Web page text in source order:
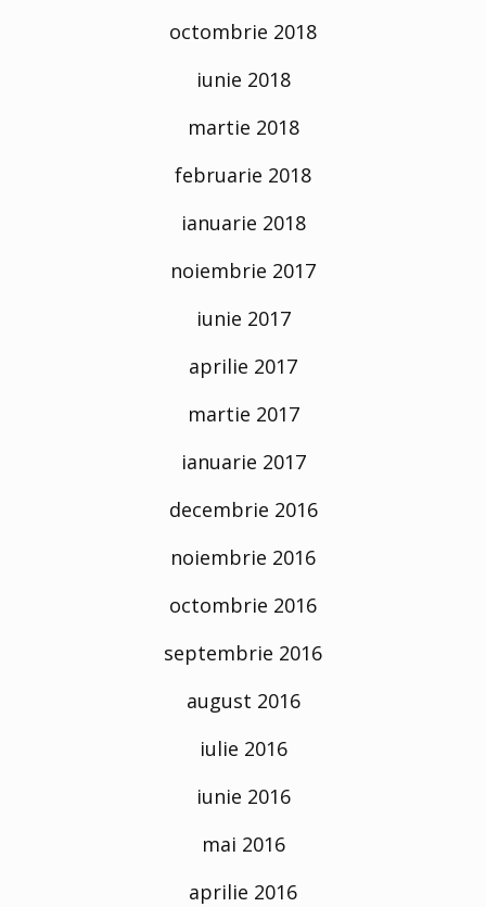
octombrie 2018
iunie 2018
martie 2018
februarie 2018
ianuarie 2018
noiembrie 2017
iunie 2017
aprilie 2017
martie 2017
ianuarie 2017
decembrie 2016
noiembrie 2016
octombrie 2016
septembrie 2016
august 2016
iulie 2016
iunie 2016
mai 2016
aprilie 2016